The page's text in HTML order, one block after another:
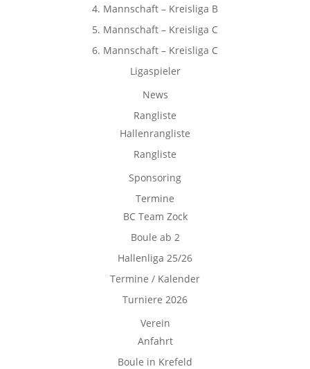
4. Mannschaft – Kreisliga B
5. Mannschaft – Kreisliga C
6. Mannschaft – Kreisliga C
Ligaspieler
News
Rangliste
Hallenrangliste
Rangliste
Sponsoring
Termine
BC Team Zock
Boule ab 2
Hallenliga 25/26
Termine / Kalender
Turniere 2026
Verein
Anfahrt
Boule in Krefeld